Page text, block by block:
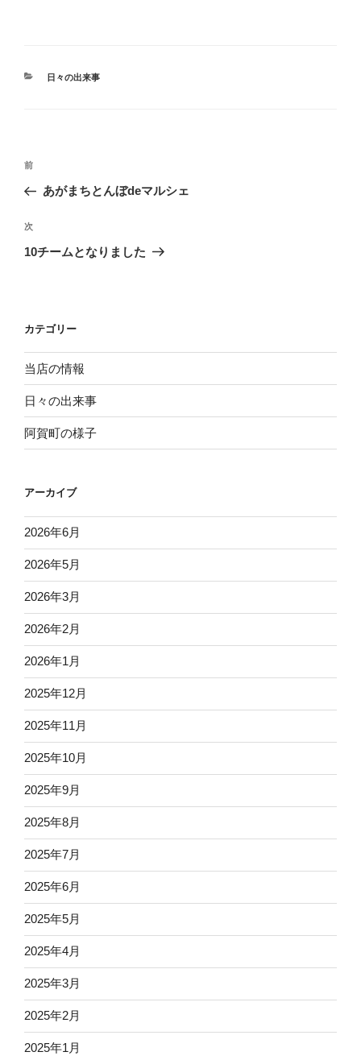
カ
日々の出来事
投
ビ
ゲ
ン
過
去
投
稿
前
あがまちとんぼdeマルシェ
次
の
次
10チームとなりました
カテゴリー
当店の情報
日々の出来事
阿賀町の様子
アーカイブ
2026年6月
2026年5月
2026年3月
2026年2月
2026年1月
2025年12月
2025年11月
2025年10月
2025年9月
2025年8月
2025年7月
2025年6月
2025年5月
2025年4月
2025年3月
2025年2月
2025年1月